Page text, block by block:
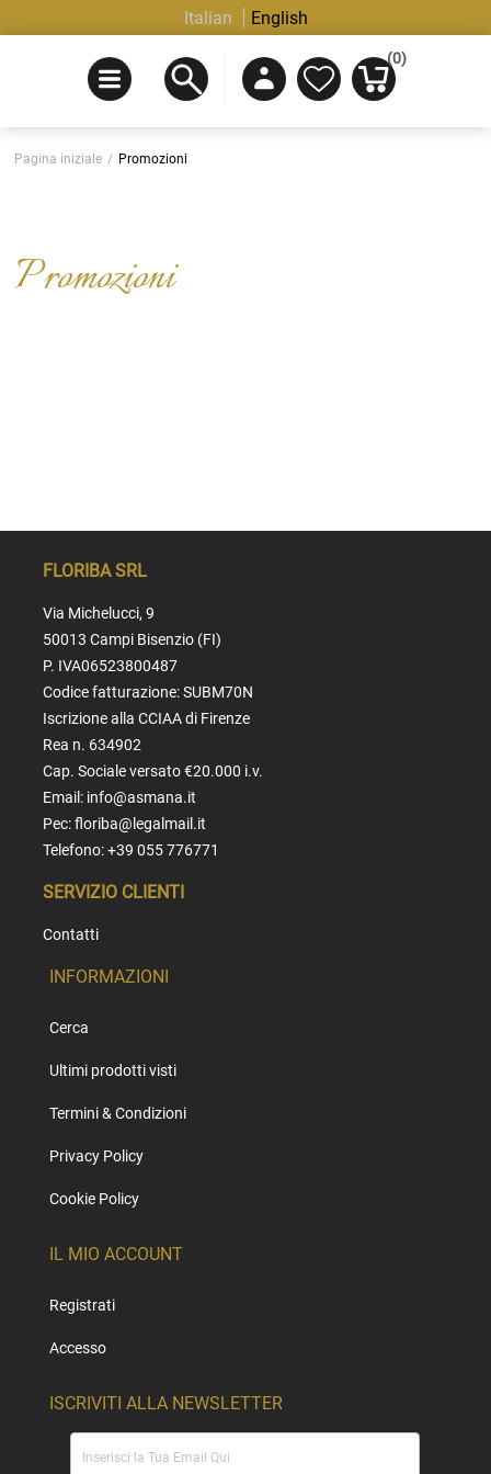
Italian English
(0)
Pagina iniziale / Promozioni
Promozioni
FLORIBA SRL
Via Michelucci, 9
50013 Campi Bisenzio (FI)
P. IVA06523800487
Codice fatturazione: SUBM70N
Iscrizione alla CCIAA di Firenze
Rea n. 634902
Cap. Sociale versato €20.000 i.v.
Email: info@asmana.it
Pec:floriba@legalmail.it
Telefono:+39 055 776771
SERVIZIO CLIENTI
Contatti
INFORMAZIONI
Cerca
Ultimi prodotti visti
Termini & Condizioni
Privacy Policy
Cookie Policy
IL MIO ACCOUNT
Registrati
Accesso
ISCRIVITI ALLA NEWSLETTER